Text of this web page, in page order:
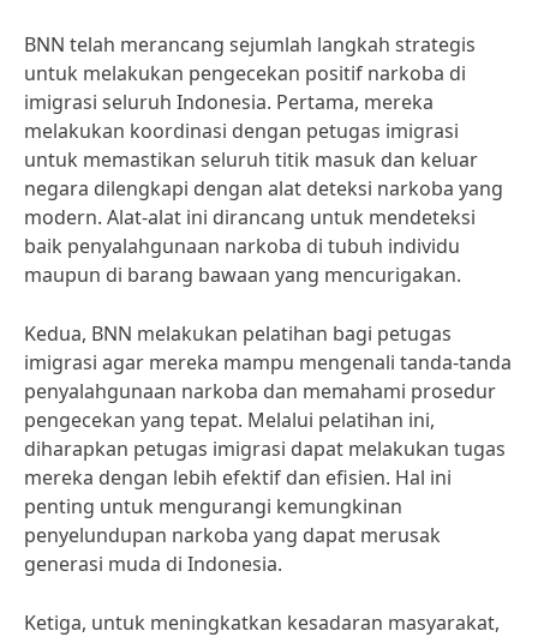
BNN telah merancang sejumlah langkah strategis
untuk melakukan pengecekan positif narkoba di
imigrasi seluruh Indonesia. Pertama, mereka
melakukan koordinasi dengan petugas imigrasi
untuk memastikan seluruh titik masuk dan keluar
negara dilengkapi dengan alat deteksi narkoba yang
modern. Alat-alat ini dirancang untuk mendeteksi
baik penyalahgunaan narkoba di tubuh individu
maupun di barang bawaan yang mencurigakan.
Kedua, BNN melakukan pelatihan bagi petugas
imigrasi agar mereka mampu mengenali tanda-tanda
penyalahgunaan narkoba dan memahami prosedur
pengecekan yang tepat. Melalui pelatihan ini,
diharapkan petugas imigrasi dapat melakukan tugas
mereka dengan lebih efektif dan efisien. Hal ini
penting untuk mengurangi kemungkinan
penyelundupan narkoba yang dapat merusak
generasi muda di Indonesia.
Ketiga, untuk meningkatkan kesadaran masyarakat,